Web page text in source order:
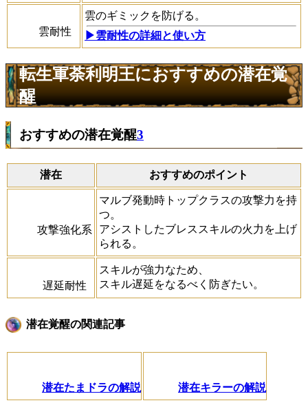
雲耐性
雲のギミックを防げる。
▶雲耐性の詳細と使い方
転生軍荼利明王におすすめの潜在覚
醒
おすすめの潜在覚醒3
潜在 おすすめのポイント
攻撃強化系
マルブ発動時トップクラスの攻撃力を持
つ。
アシストしたブレススキルの火力を上げ
られる。
遅延耐性
スキルが強力なため、
スキル遅延をなるべく防ぎたい。
潜在覚醒の関連記事
潜在たまドラの解説 潜在キラーの解説